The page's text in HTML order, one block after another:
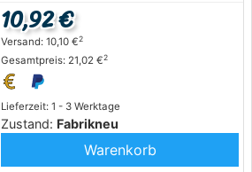
Lieferzeit: 1 - 3 Werktage
Zustand: Fabrikneu
10,92 €
Versand: 10,10 €2
Gesamtpreis: 21,02 €2
Warenkorb